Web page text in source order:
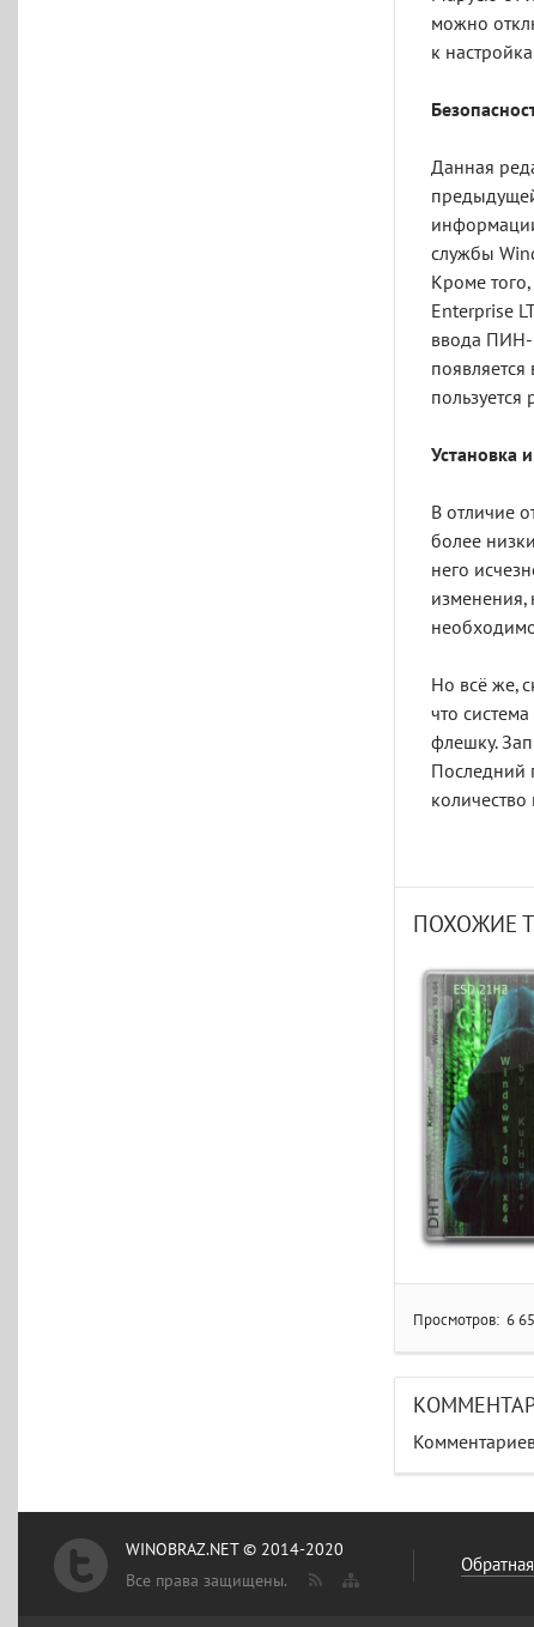
можно
к
Данная
службы
Кроме
Enterprise
ввода ПИН-
пользуется
Установка
В отличие
более
него
изменения,
Но всё же,
что
флешку.
Последний
ПОХОЖИЕ
Просмотров: 6
WINOBRAZ.NET © 2014-2020
Все права защищены.